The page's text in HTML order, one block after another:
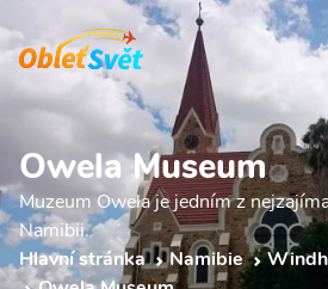
Owela Museum
Muzeum Owela je jedním z
Namibii.
Hlavní stránka
Namibie